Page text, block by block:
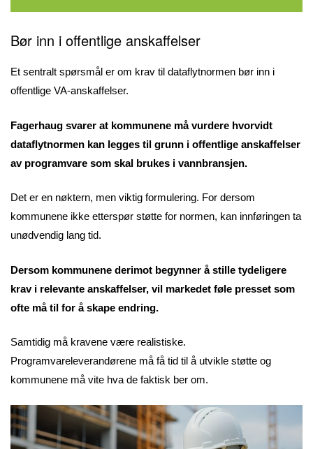
Bør inn i offentlige anskaffelser
Et sentralt spørsmål er om krav til dataflytnormen bør inn i
offentlige VA-anskaffelser.
Fagerhaug svarer at kommunene må vurdere hvorvidt
dataflytnormen kan legges til grunn i offentlige anskaffelser
av programvare som skal brukes i vannbransjen.
Det er en nøktern, men viktig formulering. For dersom
kommunene ikke etterspør støtte for normen, kan innføringen ta
unødvendig lang tid.
Dersom kommunene derimot begynner å stille tydeligere
krav i relevante anskaffelser, vil markedet føle presset som
ofte må til for å skape endring.
Samtidig må kravene være realistiske.
Programvareleverandørene må få tid til å utvikle støtte og
kommunene må vite hva de faktisk ber om.